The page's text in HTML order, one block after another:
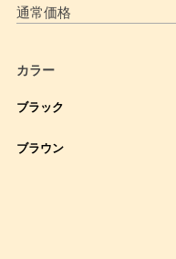
通常価格
カラー
ブラック
ブラウン